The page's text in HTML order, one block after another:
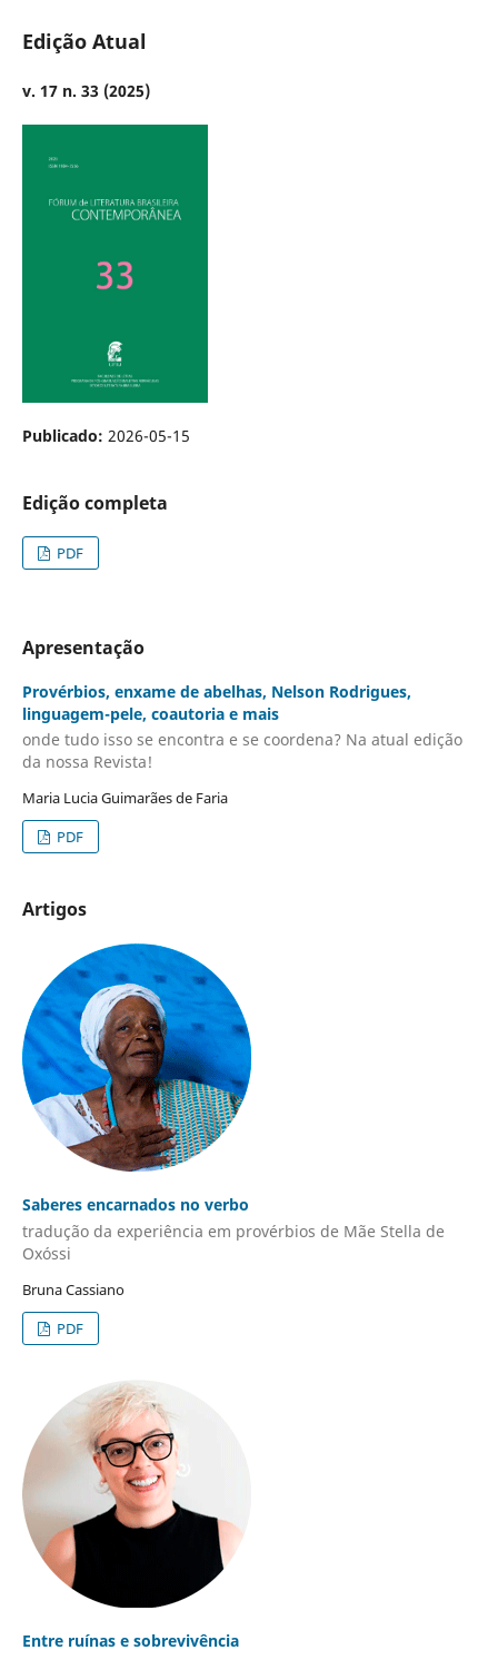
Edição Atual
v. 17 n. 33 (2025)
Publicado: 2026-05-15
Edição completa
PDF
Apresentação
Provérbios, enxame de abelhas, Nelson Rodrigues,
linguagem-pele, coautoria e mais
onde tudo isso se encontra e se coordena? Na atual edição
da nossa Revista!
Maria Lucia Guimarães de Faria
PDF
Artigos
Saberes encarnados no verbo
tradução da experiência em provérbios de Mãe Stella de
Oxóssi
Bruna Cassiano
PDF
Entre ruínas e sobrevivência